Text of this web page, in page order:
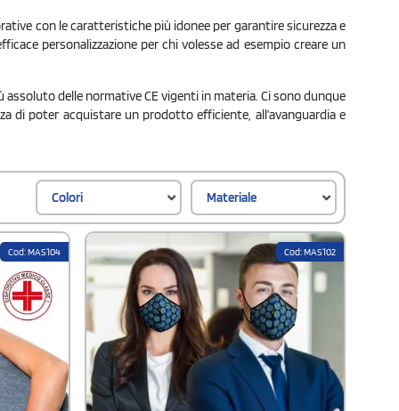
con le caratteristiche più idonee per garantire sicurezza e
personalizzazione per chi volesse ad esempio creare un
delle normative CE vigenti in materia. Ci sono dunque
di poter acquistare un prodotto efficiente, all’avanguardia e
Colori Materiale
Cod: MAS104 Cod: MAS102